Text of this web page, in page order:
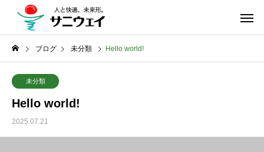
ブログ 未分類 Hello world!
未分類
Hello world!
2025.07.21